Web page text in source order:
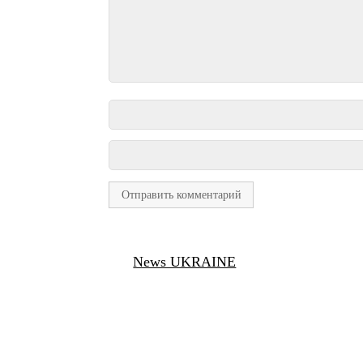
News UKRAINE